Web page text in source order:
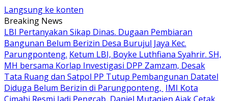
Langsung ke konten
Breaking News
LBI Pertanyakan Sikap Dinas. Dugaan Pembiaran
Bangunan Belum Berizin Desa Burujul Jaya Kec.
Parungponteng. Ketum LBI, Boyke Luthfiana Syahrir. SH,
MH bersama Korlap Investigasi DPP Zamzam, Desak
Tata Ruang dan Satpol PP Tutup Pembangunan Datatel
Diduga Belum Berizin di Parungponteng, IMI Kota